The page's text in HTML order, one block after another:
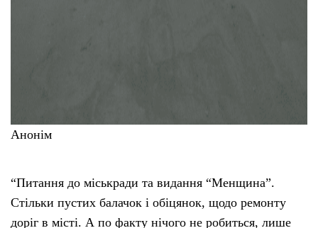
Анонім
“Питання до міськради та видання “Менщина”.
Стільки пустих балачок і обіцянок, щодо ремонту
доріг в місті. А по факту нічого не робиться, лише